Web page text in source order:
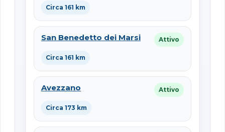
Circa 161 km
San Benedetto dei Marsi Attivo
Circa 161 km
Avezzano Attivo
Circa 173 km